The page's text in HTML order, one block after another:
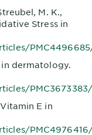
M. K.,
Stress in
in dermatology.
PMC3673383/
E in